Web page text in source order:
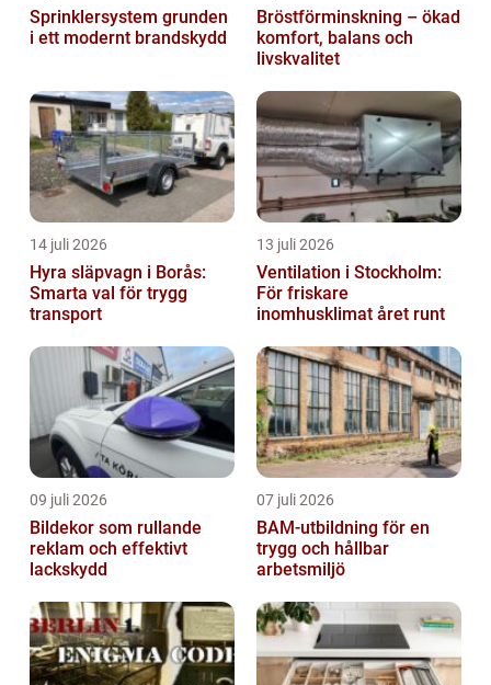
Sprinklersystem grunden
i ett modernt brandskydd
Bröstförminskning – ökad
komfort, balans och
livskvalitet
14 juli 2026
Hyra släpvagn i Borås:
Smarta val för trygg
transport
13 juli 2026
Ventilation i Stockholm:
För friskare
inomhusklimat året runt
09 juli 2026
Bildekor som rullande
reklam och effektivt
lackskydd
07 juli 2026
BAM-utbildning för en
trygg och hållbar
arbetsmiljö